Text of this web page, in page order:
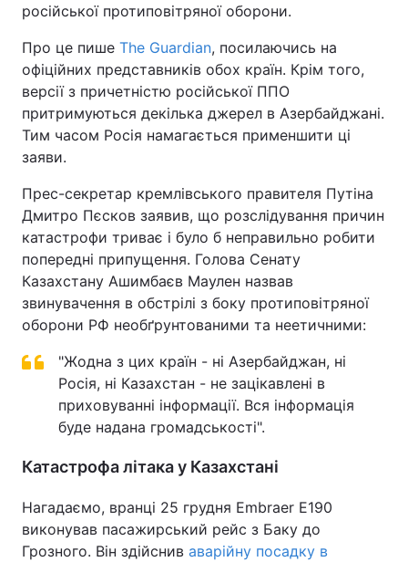
російської протиповітряної оборони.
Про це пише The Guardian, посилаючись на
офіційних представників обох країн. Крім того,
версії з причетністю російської ППО
притримуються декілька джерел в Азербайджані.
Тим часом Росія намагається применшити ці
заяви.
Прес-секретар кремлівського правителя Путіна
Дмитро Пєсков заявив, що розслідування причин
катастрофи триває і було б неправильно робити
попередні припущення. Голова Сенату
Казахстану Ашимбаєв Маулен назвав
звинувачення в обстрілі з боку протиповітряної
оборони РФ необґрунтованими та неетичними:
"Жодна з цих країн - ні Азербайджан, ні
Росія, ні Казахстан - не зацікавлені в
приховуванні інформації. Вся інформація
буде надана громадськості".
Катастрофа літака у Казахстані
Нагадаємо, вранці 25 грудня Embraer E190
виконував пасажирський рейс з Баку до
Грозного. Він здійснив аварійну посадку в